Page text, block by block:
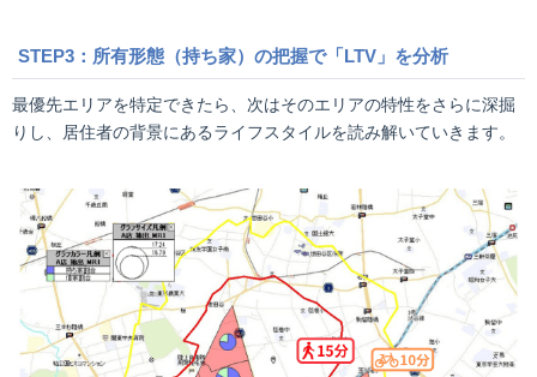
STEP3：所有形態（持ち家）の把握で「LTV」を分析
最優先エリアを特定できたら、次はそのエリアの特性をさらに深掘
りし、居住者の背景にあるライフスタイルを読み解いていきます。